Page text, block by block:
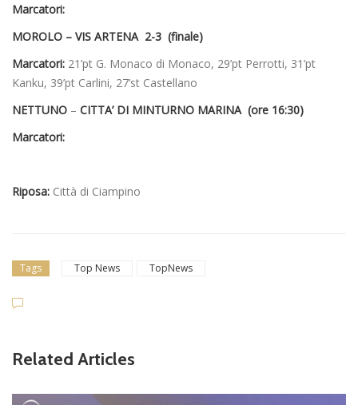
Marcatori:
MOROLO – VIS ARTENA 2-3 (finale)
Marcatori: 21’pt G. Monaco di Monaco, 29’pt Perrotti, 31’pt
Kanku, 39’pt Carlini, 27’st Castellano
NETTUNO – CITTA’ DI MINTURNO MARINA (ore 16:30)
Marcatori:
Riposa: Città di Ciampino
Tags Top News TopNews
Related Articles